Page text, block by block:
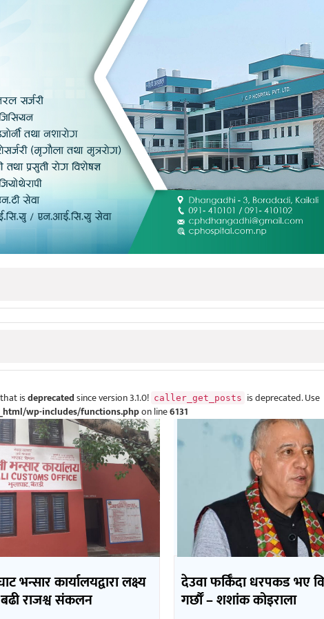
isdeprecatedsince version 3.1.0! caller_get_posts is deprecated. Use
wp-includes/functions.phpon line6131
भन्सार कार्यालयद्वारा लक्ष्य
राजश्व संकलन
देउवा फर्किँदा धरपकड भए
गर्छौँं – शशांक कोइराला